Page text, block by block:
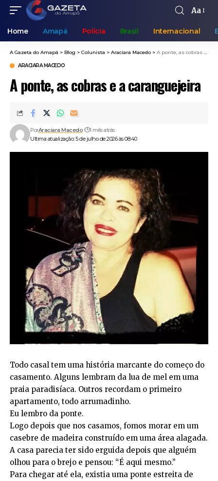
Aa
Home Amapá Polícia Brasil Internacional
A Gazeta do Amapá > Blog > Colunista > Araciara Macedo > A ponte, as cobras e a caranguejeira
ARACIARA MACEDO
A ponte, as cobras e a caranguejeira
Ultima atualização: 5 de julho de 2026 às 08:40
PorAraciara Macedo 1 mês atrás
Todo casal tem uma história marcante do começo do
casamento. Alguns lembram da lua de mel em uma
praia paradisíaca. Outros recordam o primeiro
apartamento, todo arrumadinho.
Eu lembro da ponte.
Logo depois que nos casamos, fomos morar em um
casebre de madeira construído em uma área alagada.
A casa parecia ter sido erguida depois que alguém
olhou para o brejo e pensou: “É aqui mesmo.”
Para chegar até ela, existia uma ponte estreita de